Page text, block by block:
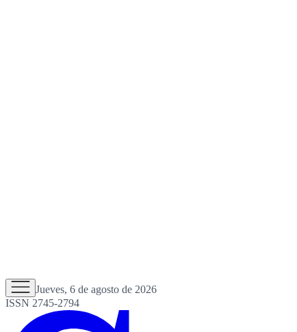
Jueves, 6 de agosto de 2026
ISSN 2745-2794